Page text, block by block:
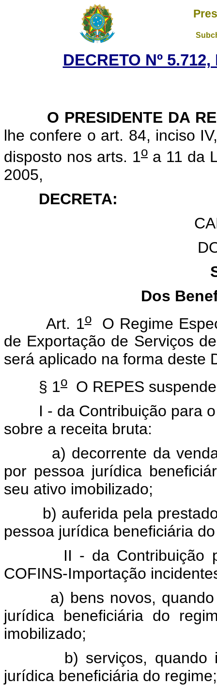
DECRETO Nº
O PRESIDENTE DA
lhe confere o art. 84, inciso
disposto nos arts. 1o a 11 da
2005,
DECRETA:
Dos
Art. 1oO Regime
de Exportação de Serviços
será aplicado na forma deste
§ 1o O REPES
I - da Contribuição para o
sobre a receita bruta:
a) decorrente da venda
por pessoa jurídica
seu ativo imobilizado;
b) auferida pela
pessoa jurídica beneficiária
II - da Contribuição
COFINS-Importação
a) bens novos, quando
jurídica beneficiária do
imobilizado;
b) serviços, quando
jurídica beneficiária do